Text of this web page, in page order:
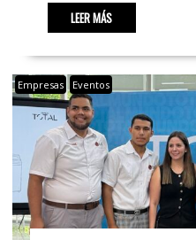
LEER MÁS
Empresas Eventos